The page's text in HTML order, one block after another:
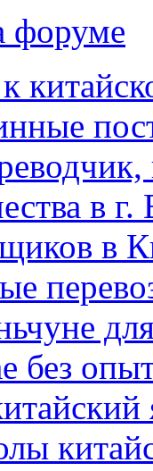
форуме
в
в
без